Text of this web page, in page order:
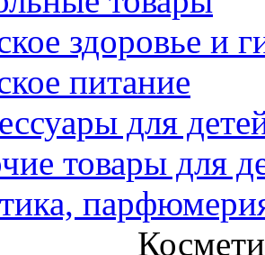
здоровье и
питание
для
товары для